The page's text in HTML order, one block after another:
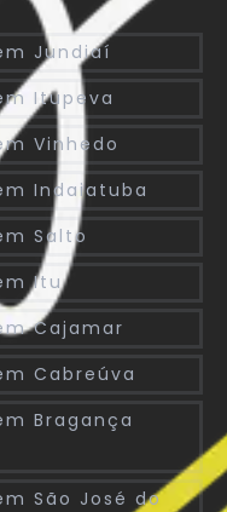
Jundiaí
Itupeva
Vinhedo
Indaiatuba
Salto
Itu
Cajamar
Cabreúva
Bragança
São José do